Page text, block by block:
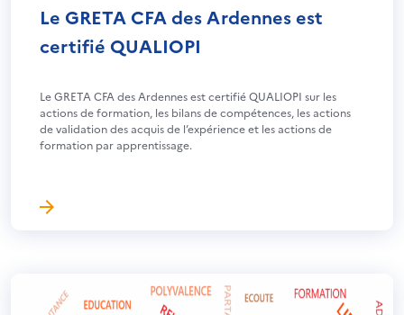
Le GRETA CFA des Ardennes est
certifié QUALIOPI
Le GRETA CFA des Ardennes est certifié QUALIOPI sur les
actions de formation, les bilans de compétences, les actions
de validation des acquis de l’expérience et les actions de
formation par apprentissage.